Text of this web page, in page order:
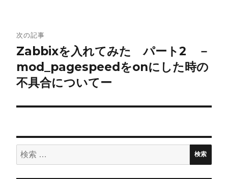
ビ
ゲ
ー
ン
次の記事
Zabbixを入れてみた パート2 －
mod_pagespeedをonにした時の
不具合についてー
検
索:
検索